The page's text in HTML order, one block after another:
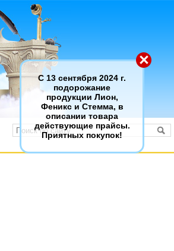
×
С 13 сентября 2024 г.
подорожание
продукции Лион,
Феникс и Стемма, в
описании товара
действующие прайсы.
Приятных покупок!